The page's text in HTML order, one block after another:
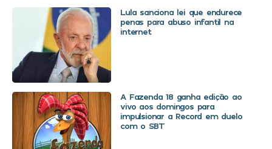
Lula sanciona lei que endurece
penas para abuso infantil na
internet
A Fazenda 18 ganha edição ao
vivo aos domingos para
impulsionar a Record em duelo
com o SBT